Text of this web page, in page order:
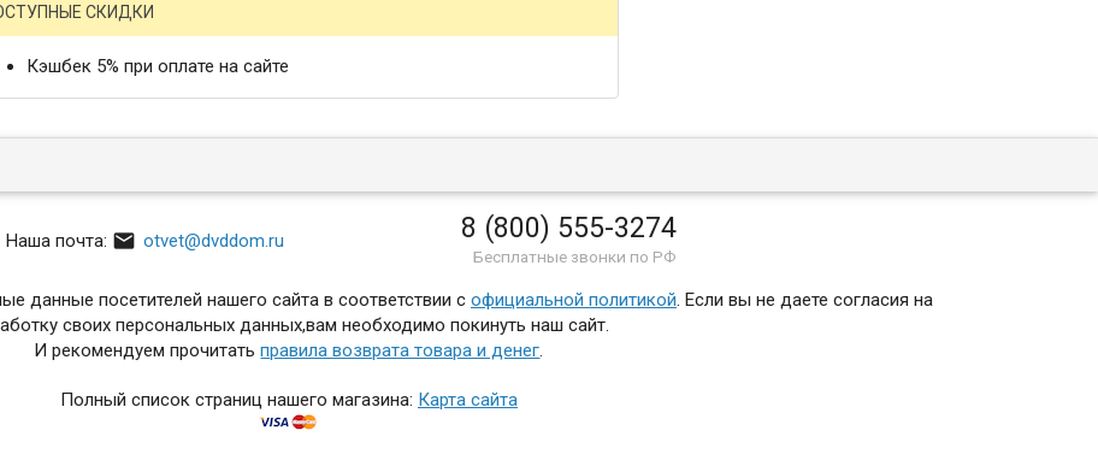
СКИДКИ
Кэшбек 5% при оплате на сайте
Наша почта:  otvet@dvddom.ru 8 (800) 555-3274
Бесплатные звонки по РФ
данные посетителей нашего сайта в соответствии с официальной политикой. Если вы не даете согласия на
своих персональных данных,вам необходимо покинуть наш сайт.
И рекомендуем прочитатьправила возврата товара и денег.
Полный список страниц нашего магазина: Карта сайта